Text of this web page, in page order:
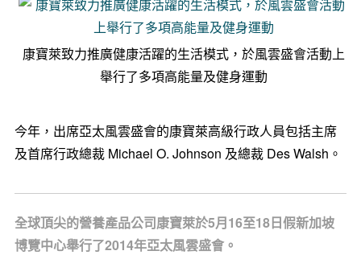
康寶萊致力推廣健康活躍的生活模式，於風雲盛會活動上
舉行了多項高能量及健身運動
今年，出席亞太風雲盛會的康寶萊高級行政人員包括主席
及首席行政總裁 Michael O. Johnson 及總裁 Des Walsh。
全球頂尖的營養產品公司康寶萊於5月16至18日假新加坡
博覽中心舉行了2014年亞太風雲盛會。